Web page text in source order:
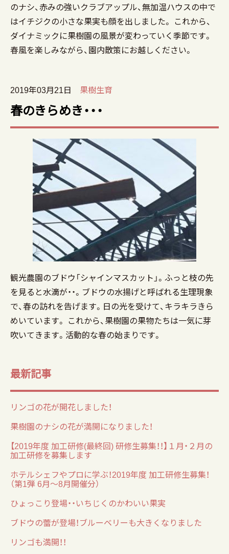
のナシ、赤みの強いクラブアップル、無加温ハウスの中で
はイチジクの小さな果実も顔を出しました。 これから、
ダイナミックに果樹園の風景が変わっていく季節です。
春風を楽しみながら、園内散策にお越しください。
2019年03月21日 果樹生育
春のきらめき・・・
観光農園のブドウ「シャインマスカット」。ふっと枝の先
を見ると水滴が・・。ブドウの水揚げと呼ばれる生理現象
で、春の訪れを告げます。日の光を受けて、キラキラきら
めいています。 これから、果樹園の果物たちは一気に芽
吹いてきます。活動的な春の始まりです。
最新記事
リンゴの花が開花しました！
果樹園のナシの花が満開になりました！
【2019年度 加工研修(最終回) 研修生募集！！】１月・２月の
加工研修を募集します
ホテルシェフやプロに学ぶ！2019年度 加工研修生募集！
（第1弾 6月～8月開催分）
ひょっこり登場・・いちじくのかわいい果実
ブドウの蕾が登場！ブルーベリーも大きくなりました
リンゴも満開！！